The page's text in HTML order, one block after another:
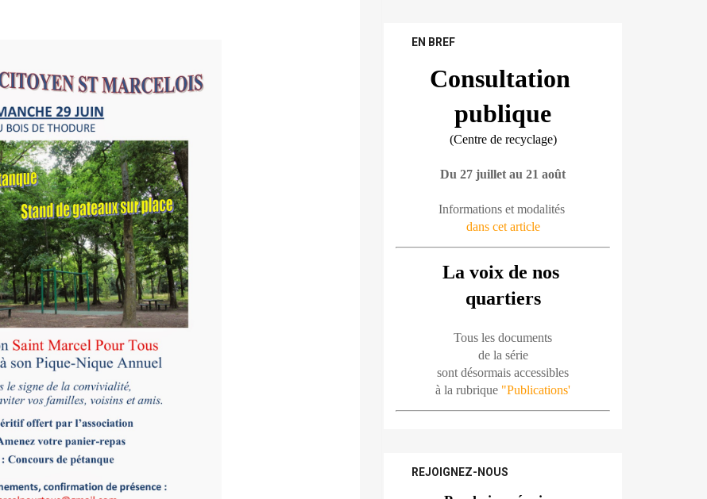
EN BREF
Consultation
publique
(Centre de recyclage)
Du 27 juillet au 21 août
Informations et modalités
dans cet article
La voix de nos
quartiers
Tous les documents
de la série
sont désormais accessibles
à la rubrique "Publications'
REJOIGNEZ-NOUS